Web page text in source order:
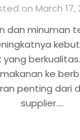
on March 17,
dan minuman
ke
penting dari
supplier….